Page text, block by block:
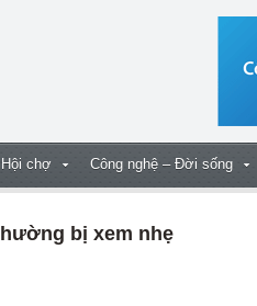
chợ Công nghệ – Đời sống
bị xem nhẹ